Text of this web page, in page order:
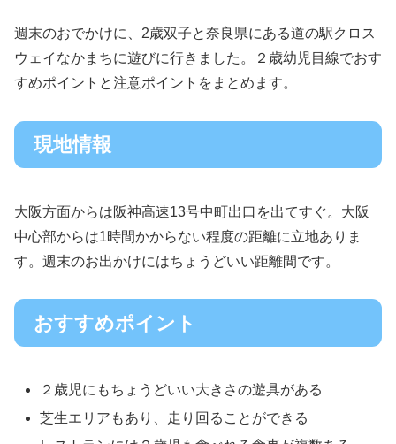
週末のおでかけに、2歳双子と奈良県にある道の駅クロス
ウェイなかまちに遊びに行きました。２歳幼児目線でおす
すめポイントと注意ポイントをまとめます。
現地情報
大阪方面からは阪神高速13号中町出口を出てすぐ。大阪
中心部からは1時間かからない程度の距離に立地ありま
す。週末のお出かけにはちょうどいい距離間です。
おすすめポイント
２歳児にもちょうどいい大きさの遊具がある
芝生エリアもあり、走り回ることができる